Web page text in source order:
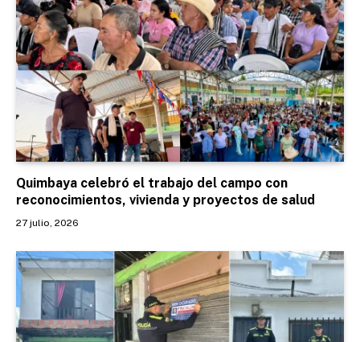
Quimbaya celebró el trabajo del campo con
reconocimientos, vivienda y proyectos de salud
27 julio, 2026